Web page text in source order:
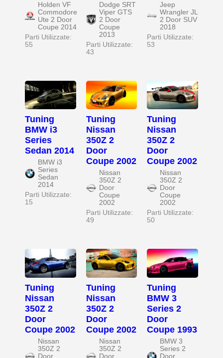
Holden VF
Commodore
Ute 2 Door
Coupe 2014
Parti Utilizzate:
55
Dodge SRT
Viper GTS
2 Door
Coupe
2013
Parti Utilizzate:
43
Jeep
Wrangler JL
2 Door SUV
2018
Parti Utilizzate:
53
Tuning
BMW i3
Series
Sedan 2014
BMW i3
Series
Sedan
2014
Parti Utilizzate:
15
Tuning
Nissan
350Z 2
Door
Coupe 2002
Nissan
350Z 2
Door
Coupe
2002
Parti Utilizzate:
49
Tuning
Nissan
350Z 2
Door
Coupe 2002
Nissan
350Z 2
Door
Coupe
2002
Parti Utilizzate:
50
Tuning
Nissan
350Z 2
Door
Coupe 2002
Nissan
350Z 2
Door
Tuning
Nissan
350Z 2
Door
Coupe 2002
Nissan
350Z 2
Door
Tuning
BMW 3
Series 2
Door
Coupe 1993
BMW 3
Series 2
Door